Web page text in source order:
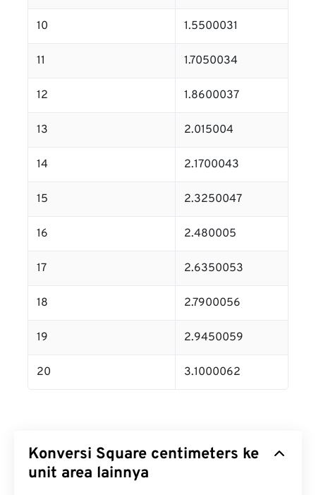
10 1.5500031
11 1.7050034
12 1.8600037
13 2.015004
14 2.1700043
15 2.3250047
16 2.480005
17 2.6350053
18 2.7900056
19 2.9450059
20 3.1000062
Konversi Square centimeters ke
unit area lainnya